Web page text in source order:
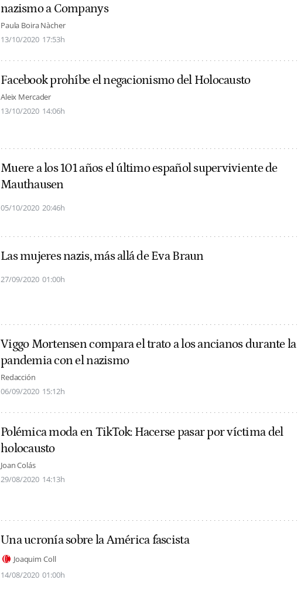
nazismo a Companys
Paula Boira Nàcher
13/10/2020 17:53h
Facebook prohíbe el negacionismo del Holocausto
Aleix Mercader
13/10/2020 14:06h
Muere a los 101 años el último español superviviente de
Mauthausen
05/10/2020 20:46h
Las mujeres nazis, más allá de Eva Braun
27/09/2020 01:00h
Viggo Mortensen compara el trato a los ancianos durante la
pandemia con el nazismo
Redacción
06/09/2020 15:12h
Polémica moda en TikTok: Hacerse pasar por víctima del
holocausto
Joan Colás
29/08/2020 14:13h
Una ucronía sobre la América fascista
Joaquim Coll
14/08/2020 01:00h